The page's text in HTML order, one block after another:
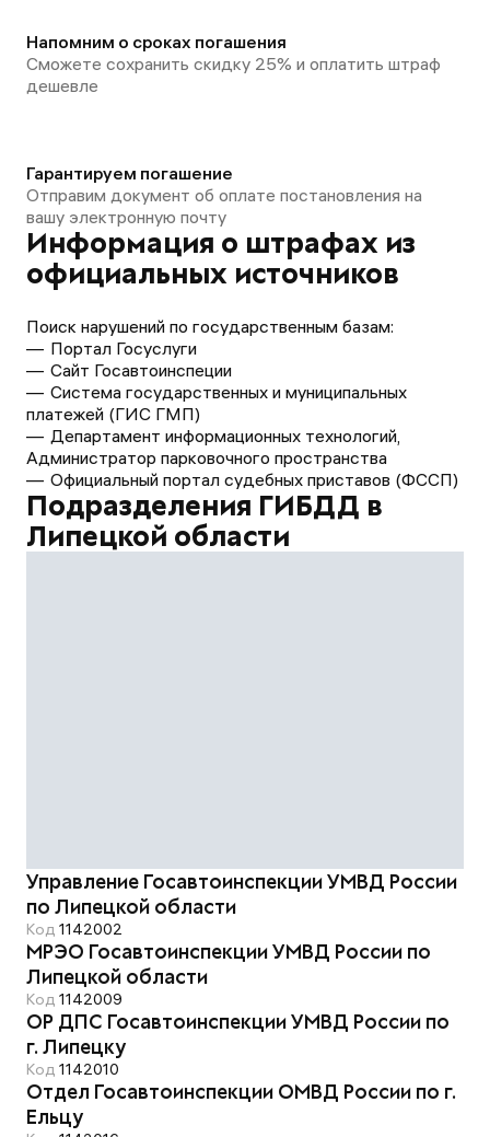
Напомним о сроках погашения
Сможете сохранить скидку 25% и оплатить штраф
дешевле
Гарантируем погашение
Отправим документ об оплате постановления на
вашу электронную почту
Информация о штрафах из
официальных источников
Поиск нарушений по государственным базам:
Портал Госуслуги
Сайт Госавтоинспеции
Система государственных и муниципальных
платежей (ГИС ГМП)
Департамент информационных технологий,
Администратор парковочного пространства
Официальный портал судебных приставов (ФССП)
Подразделения ГИБДД в
Липецкой области
Управление Госавтоинспекции УМВД России
по Липецкой области
Код 1142002
МРЭО Госавтоинспекции УМВД России по
Липецкой области
Код 1142009
ОР ДПС Госавтоинспекции УМВД России по
г. Липецку
Код 1142010
Отдел Госавтоинспекции ОМВД России по г.
Ельцу